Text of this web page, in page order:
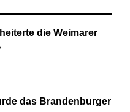
die Weimarer
das Brandenburger